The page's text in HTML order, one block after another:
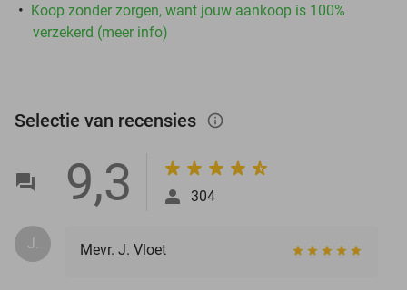
Koop zonder zorgen, want jouw aankoop is 100%
verzekerd (meer info)
Selectie van recensies info_outlined
9,3 304
J. Mevr. J. Vloet